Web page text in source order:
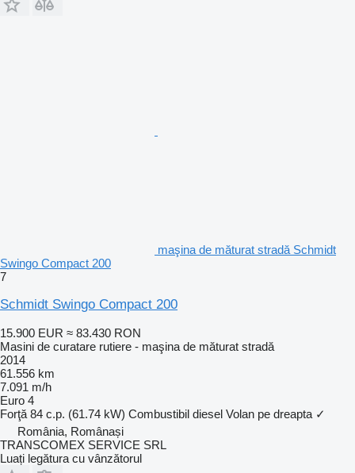
maşina de măturat stradă Schmidt
Swingo Compact 200
7
Schmidt Swingo Compact 200
15.900 EUR ≈ 83.430 RON
Masini de curatare rutiere - maşina de măturat stradă
2014
61.556 km
7.091 m/h
Euro 4
Forţă 84 c.p. (61.74 kW) Combustibil diesel Volan pe dreapta ✓
România, Românași
TRANSCOMEX SERVICE SRL
Luați legătura cu vânzătorul